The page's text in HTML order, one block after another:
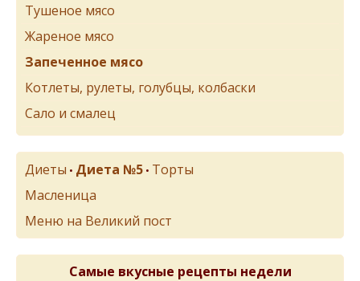
Тушеное мясо
Жареное мясо
Запеченное мясо
Котлеты, рулеты, голубцы, колбаски
Сало и смалец
Диеты • Диета №5 • Торты
Масленица
Меню на Великий пост
Самые вкусные рецепты недели